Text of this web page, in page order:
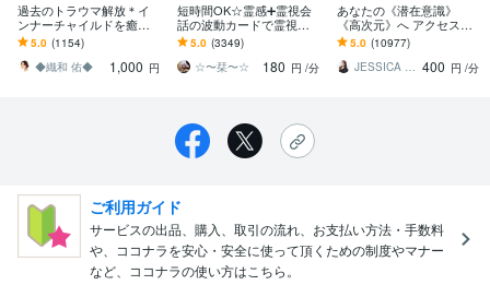
過去のトラウマ解放＊イ
ンナーチャイルドを癒し
ます 心の制限を外すヒー
リング 依存や執着、憎
悪、拒絶を解放します
5.0 (1154)
◆織和 佑◆
1,000 円
短時間OK☆霊感➕霊視会
話の波動カードで霊視し
ます 恋愛仕事家庭問題育
児など霊視とタロット解
決を紐解きます
5.0 (3349)
☆〜栞〜☆
180 円 /分
あなたの《潜在意識》
《高次元》へ アクセスし
ます ☆チャネリングで本
当に望む未来へ導きます
☆
5.0 (10977)
JESSICA Ray 400 円 /分
ご利用ガイド
サービスの出品、購入、取引の流れ、お支払い方法・手数料
や、ココナラを安心・安全に使って頂くための制度やマナー
など、ココナラの使い方はこちら。